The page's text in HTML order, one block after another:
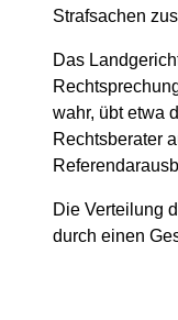
Strafsachen
Das
wahr, übt etwa
Rechtsberater
Die Verteilung
durch einen